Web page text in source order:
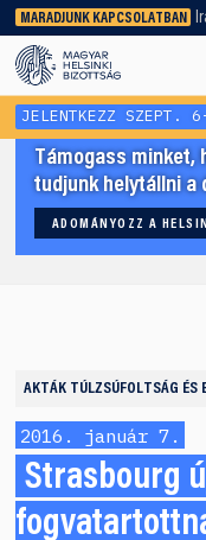
MARADJUNK KAPCSOLATBAN
keresőnket!
JELENTKEZZ SZEPT.
Támogass minket,
tudjunk helytállni a
ADOMÁNYOZZ A
AKTÁK TÚLZSÚFOLTSÁG ÉS
2016. január 7.
Strasbourg